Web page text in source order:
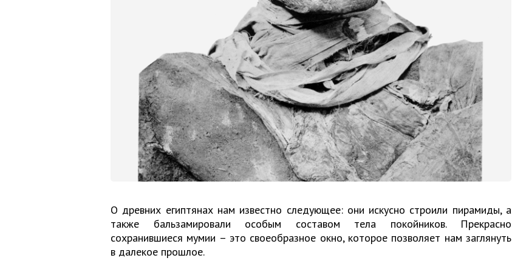
О древних египтянах нам известно следующее: они искусно строили пирамиды, а
также бальзамировали особым составом тела покойников. Прекрасно
сохранившиеся мумии – это своеобразное окно, которое позволяет нам заглянуть
в далекое прошлое.